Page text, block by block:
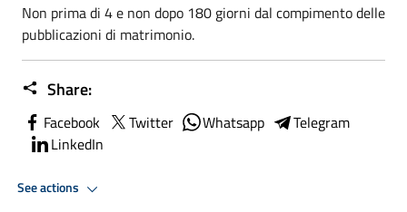
Non prima di 4 e non dopo 180 giorni dal compimento delle
pubblicazioni di matrimonio.
Share:
Facebook Twitter Whatsapp
Telegram
LinkedIn
See actions